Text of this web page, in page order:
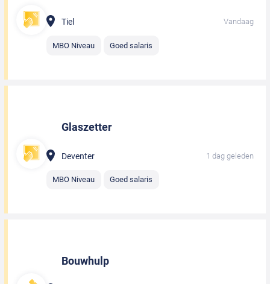
Tiel Vandaag
MBO Niveau Goed salaris
Glaszetter
Deventer 1 dag geleden
MBO Niveau Goed salaris
Bouwhulp